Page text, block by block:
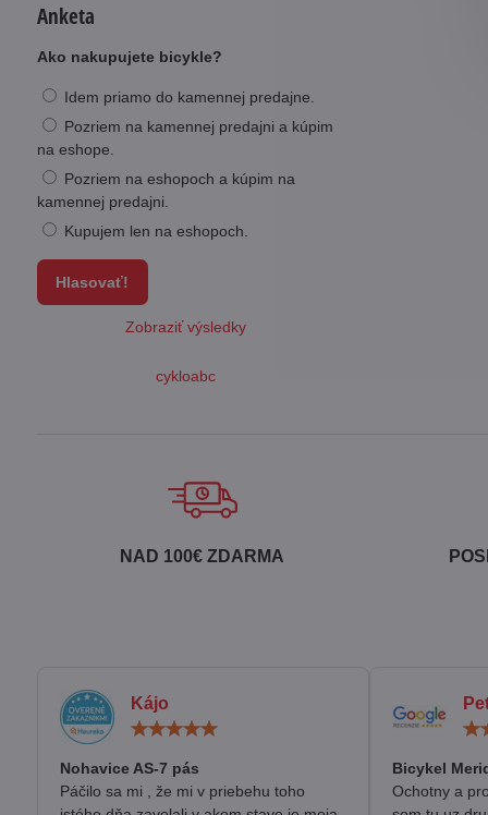
Anketa
Ako nakupujete bicykle?
Idem priamo do kamennej predajne.
Pozriem na kamennej predajni a kúpim
na eshope.
Pozriem na eshopoch a kúpim na
kamennej predajni.
Kupujem len na eshopoch.
Hlasovať!
Zobraziť výsledky
cykloabc
NAD 100€ ZDARMA
Kájo
Nohavice AS-7 pás
Páčilo sa mi , že mi v priebehu toho
Bicykel
Ochotny a